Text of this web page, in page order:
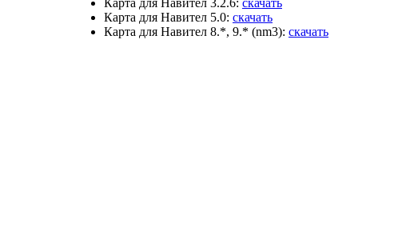
Карта для Навител 5.0: скачать
Карта для Навител 8.*, 9.* (nm3): скачать